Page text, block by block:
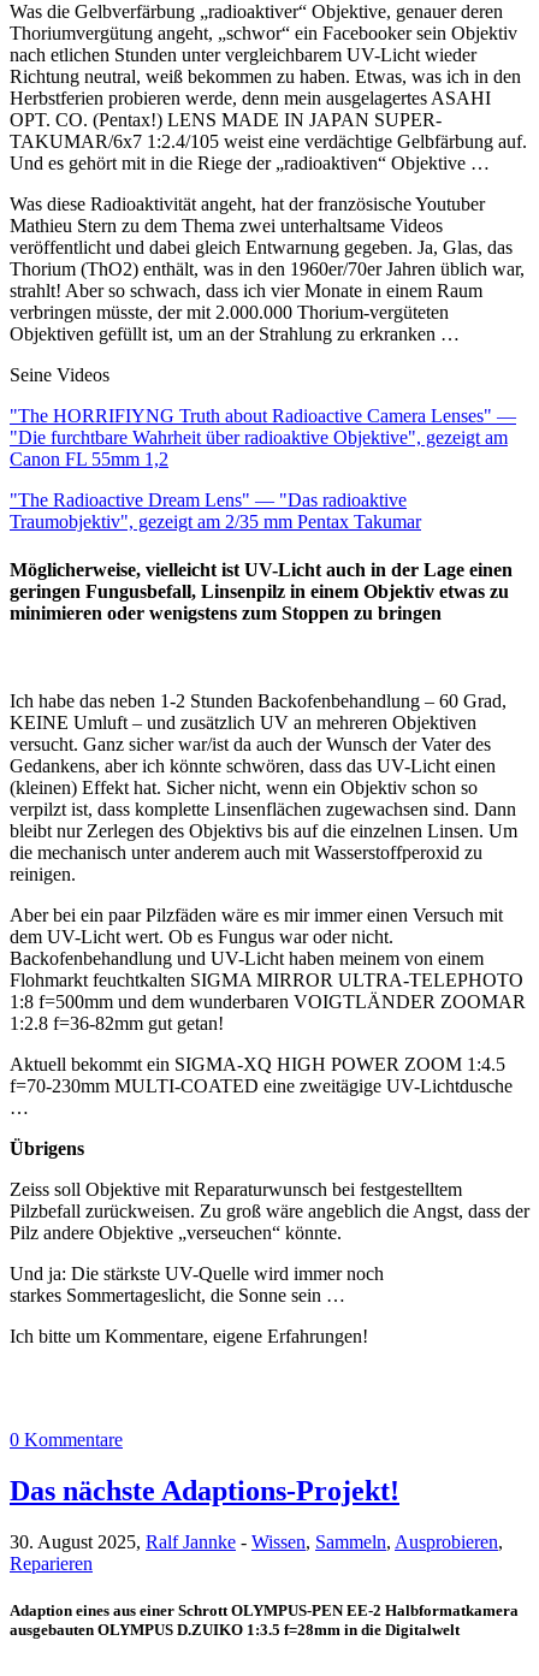
Was die Gelbverfärbung „radioaktiver“ Objektive, genauer deren
Thoriumvergütung angeht, „schwor“ ein Facebooker sein Objektiv
nach etlichen Stunden unter vergleichbarem UV-Licht wieder
Richtung neutral, weiß bekommen zu haben. Etwas, was ich in den
Herbstferien probieren werde, denn mein ausgelagertes ASAHI
OPT. CO. (Pentax!) LENS MADE IN JAPAN SUPER-
TAKUMAR/6x7 1:2.4/105 weist eine verdächtige Gelbfärbung auf.
Und es gehört mit in die Riege der „radioaktiven“ Objektive …
Was diese Radioaktivität angeht, hat der französische Youtuber
Mathieu Stern zu dem Thema zwei unterhaltsame Videos
veröffentlicht und dabei gleich Entwarnung gegeben. Ja, Glas, das
Thorium (ThO2) enthält, was in den 1960er/70er Jahren üblich war,
strahlt! Aber so schwach, dass ich vier Monate in einem Raum
verbringen müsste, der mit 2.000.000 Thorium-vergüteten
Objektiven gefüllt ist, um an der Strahlung zu erkranken …
Seine Videos
"The HORRIFIYNG Truth about Radioactive Camera Lenses" —
"Die furchtbare Wahrheit über radioaktive Objektive", gezeigt am
Canon FL 55mm 1,2
"The Radioactive Dream Lens" — "Das radioaktive
Traumobjektiv", gezeigt am 2/35 mm Pentax Takumar
​​​​​​​Möglicherweise, vielleicht ist UV-Licht auch in der Lage einen
geringen Fungusbefall, Linsenpilz in einem Objektiv etwas zu
minimieren oder wenigstens zum Stoppen zu bringen
Ich habe das neben 1-2 Stunden Backofenbehandlung – 60 Grad,
KEINE Umluft – und zusätzlich UV an mehreren Objektiven
versucht. Ganz sicher war/ist da auch der Wunsch der Vater des
Gedankens, aber ich könnte schwören, dass das UV-Licht einen
(kleinen) Effekt hat. Sicher nicht, wenn ein Objektiv schon so
verpilzt ist, dass komplette Linsenflächen zugewachsen sind. Dann
bleibt nur Zerlegen des Objektivs bis auf die einzelnen Linsen. Um
die mechanisch unter anderem auch mit Wasserstoffperoxid zu
reinigen.
Aber bei ein paar Pilzfäden wäre es mir immer einen Versuch mit
dem UV-Licht wert. Ob es Fungus war oder nicht.
Backofenbehandlung und UV-Licht haben meinem von einem
Flohmarkt feuchtkalten SIGMA MIRROR ULTRA-TELEPHOTO
1:8 f=500mm und dem wunderbaren VOIGTLÄNDER ZOOMAR
1:2.8 f=36-82mm gut getan!
Aktuell bekommt ein SIGMA-XQ HIGH POWER ZOOM 1:4.5
f=70-230mm MULTI-COATED eine zweitägige UV-Lichtdusche
…
Übrigens
Zeiss soll Objektive mit Reparaturwunsch bei festgestelltem
Pilzbefall zurückweisen. Zu groß wäre angeblich die Angst, dass der
Pilz andere Objektive „verseuchen“ könnte.
Und ja: Die stärkste UV-Quelle wird immer noch
starkes Sommertageslicht, die Sonne sein …
Ich bitte um Kommentare, eigene Erfahrungen!
0 Kommentare
Das nächste Adaptions-Projekt!
30. August 2025, Ralf Jannke - Wissen, Sammeln, Ausprobieren,
Reparieren
Adaption eines aus einer Schrott OLYMPUS-PEN EE-2 Halbformatkamera
ausgebauten OLYMPUS D.ZUIKO 1:3.5 f=28mm in die Digitalwelt